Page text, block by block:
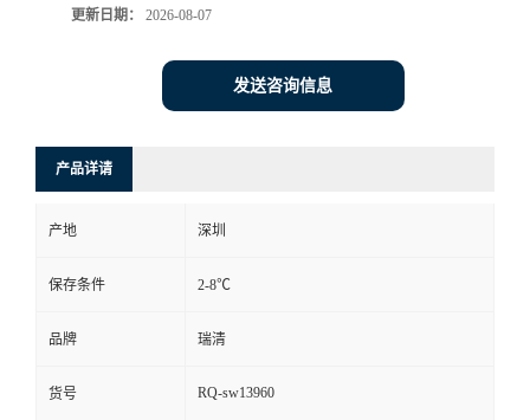
更新日期： 2026-08-07
发送咨询信息
产品详请
产地 深圳
保存条件 2-8℃
品牌 瑞清
货号 RQ-sw13960